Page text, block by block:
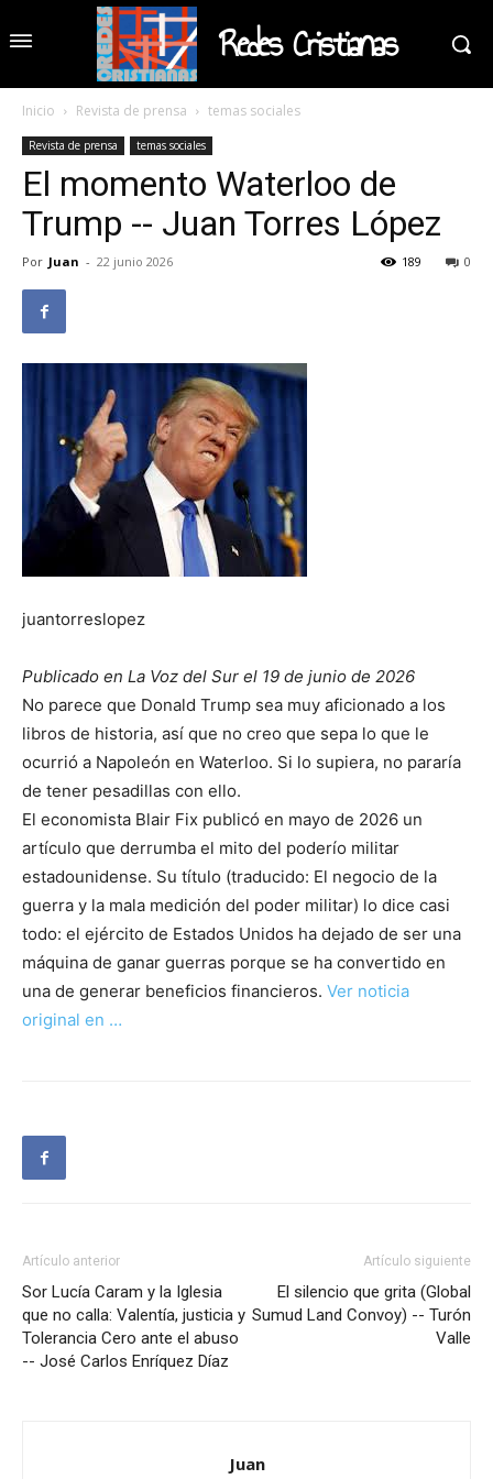
Redes Cristianas
Inicio Revista de prensa temas sociales
Revista de prensa temas sociales
El momento Waterloo de
Trump -- Juan Torres López
Por Juan - 22 junio 2026 0
189
juantorreslopez
Publicado en La Voz del Sur el 19 de junio de 2026
No parece que Donald Trump sea muy aficionado a los
libros de historia, así que no creo que sepa lo que le
ocurrió a Napoleón en Waterloo. Si lo supiera, no pararía
de tener pesadillas con ello.
El economista Blair Fix publicó en mayo de 2026 un
artículo que derrumba el mito del poderío militar
estadounidense. Su título (traducido: El negocio de la
guerra y la mala medición del poder militar) lo dice casi
todo: el ejército de Estados Unidos ha dejado de ser una
máquina de ganar guerras porque se ha convertido en
una de generar beneficios financieros. Ver noticia
original en …
Artículo anterior
Sor Lucía Caram y la Iglesia
que no calla: Valentía, justicia y
Tolerancia Cero ante el abuso
-- José Carlos Enríquez Díaz
Artículo siguiente
El silencio que grita (Global
Sumud Land Convoy) -- Turón
Valle
Juan